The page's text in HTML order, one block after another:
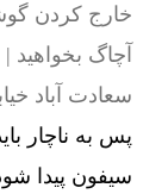
خارج کردن
آچاگ بخواهید |
سعادت آباد
پس به ناچار
سیفون پیدا